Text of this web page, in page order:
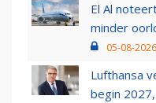
El Al
minder
05-08-
Lufthansa
begin